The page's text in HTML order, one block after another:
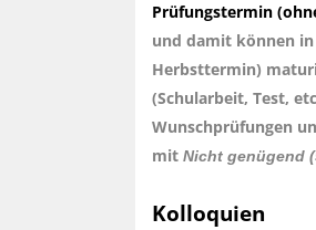
Prüfungstermin
und damit können
Herbsttermin)
(Schularbeit, Test,
Wunschprüfungen
mit Nicht genügend
Kolloquien